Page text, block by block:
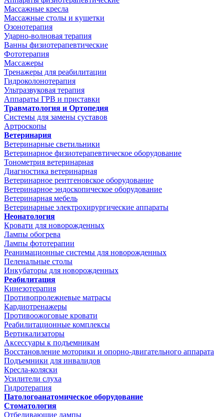
Массажные кресла
Массажные столы и кушетки
Озонотерапия
Ударно-волновая терапия
Ванны физиотерапевтические
Фототерапия
Массажеры
Тренажеры для реабилитации
Гидроколонотерапия
Ультразвуковая терапия
Аппараты ГРВ и приставки
Травматология и Ортопедия
Системы для замены суставов
Артроскопы
Ветеринария
Ветеринарные светильники
Ветеринарное физиотерапевтическое оборудование
Тонометрия ветеринарная
Диагностика ветеринарная
Ветеринарное рентгеновское оборудование
Ветеринарное эндоскопическое оборудование
Ветеринарная мебель
Ветеринарные электрохирургические аппараты
Неонатология
Кровати для новорожденных
Лампы обогрева
Лампы фототерапии
Реанимационные системы для новорожденных
Пеленальные столы
Инкубаторы для новорожденных
Реабилитация
Кинезотерапия
Противопролежневые матрасы
Кардиотренажеры
Противоожоговые кровати
Реабилитационные комплексы
Вертикализаторы
Аксессуары к подъемникам
Восстановление моторики и опорно-двигательного аппарата
Подъемники для инвалидов
Кресла-коляски
Усилители слуха
Гидротерапия
Патологоанатомическое оборудование
Стоматология
Отбеливающие лампы